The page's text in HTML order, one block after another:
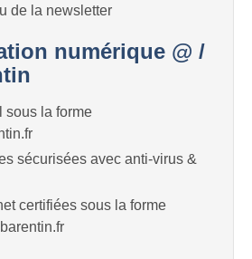
de la newsletter
numérique @ /
sous la forme
sécurisées avec anti-virus &
certifiées sous la forme